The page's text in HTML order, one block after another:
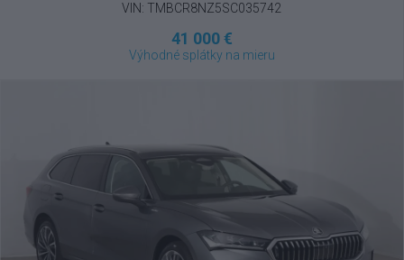
VIN: TMBCR8NZ5SC035742
41 000 €
Výhodné splátky na mieru